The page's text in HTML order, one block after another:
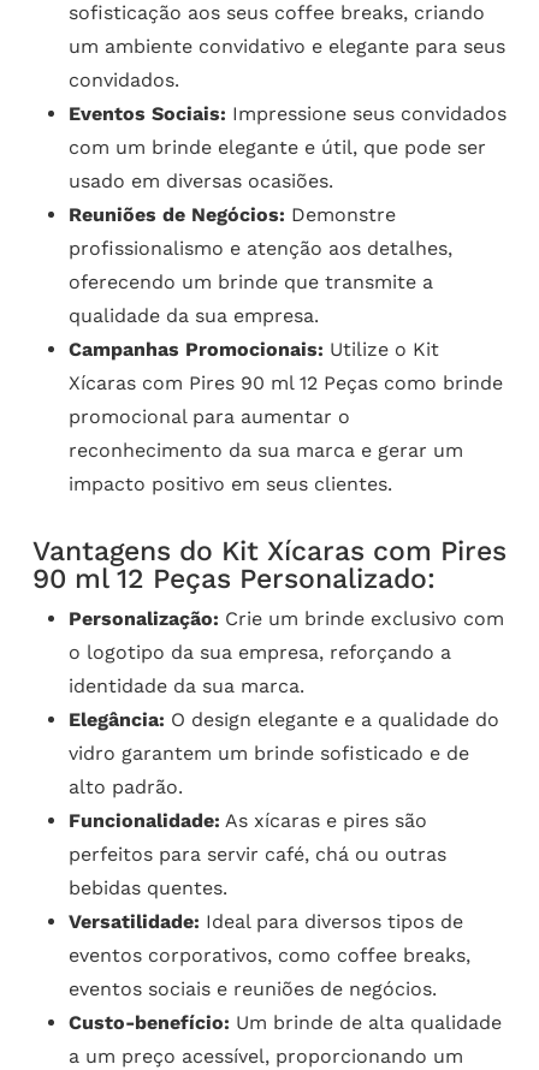
sofisticação aos seus coffee breaks, criando
um ambiente convidativo e elegante para seus
convidados.
Eventos Sociais: Impressione seus convidados
com um brinde elegante e útil, que pode ser
usado em diversas ocasiões.
Reuniões de Negócios: Demonstre
profissionalismo e atenção aos detalhes,
oferecendo um brinde que transmite a
qualidade da sua empresa.
Campanhas Promocionais: Utilize o Kit
Xícaras com Pires 90 ml 12 Peças como brinde
promocional para aumentar o
reconhecimento da sua marca e gerar um
impacto positivo em seus clientes.
Vantagens do Kit Xícaras com Pires
90 ml 12 Peças Personalizado:
Personalização: Crie um brinde exclusivo com
o logotipo da sua empresa, reforçando a
identidade da sua marca.
Elegância: O design elegante e a qualidade do
vidro garantem um brinde sofisticado e de
alto padrão.
Funcionalidade: As xícaras e pires são
perfeitos para servir café, chá ou outras
bebidas quentes.
Versatilidade: Ideal para diversos tipos de
eventos corporativos, como coffee breaks,
eventos sociais e reuniões de negócios.
Custo-benefício: Um brinde de alta qualidade
a um preço acessível, proporcionando um